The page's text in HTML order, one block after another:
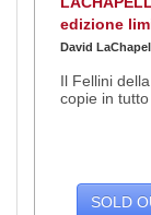
edizione
David
Il Fellini
copie in
SOLD